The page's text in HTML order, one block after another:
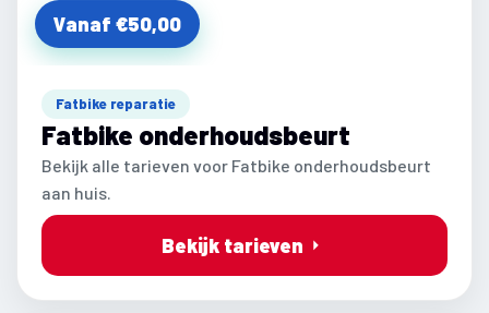
Vanaf €50,00
Fatbike reparatie
Fatbike onderhoudsbeurt
Bekijk alle tarieven voor Fatbike onderhoudsbeurt
aan huis.
Bekijk tarieven